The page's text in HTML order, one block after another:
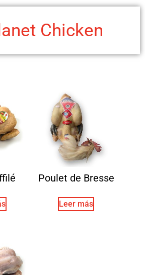
Chicken
Poulet de Bresse
Leer más